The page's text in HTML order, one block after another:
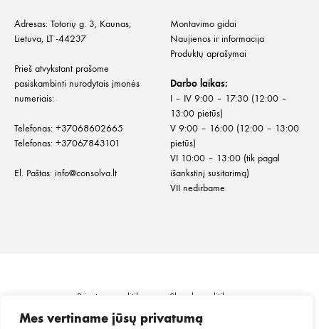
Mes vertiname jūsų privatumą
Adresas: Totorių g. 3, Kaunas,
Lietuva, LT -44237
Prieš atvykstant prašome
pasiskambinti nurodytais įmonės
numeriais:
Telefonas: +37068602665
Telefonas: +37067843101
El. Paštas: info@consolva.lt
Montavimo gidai
Naujienos ir informacija
Produktų aprašymai
Darbo laikas:
I – IV 9:00 – 17:30 (12:00 –
13:00 pietūs)
V 9:00 – 16:00 (12:00 – 13:00
pietūs)
VI 10:00 – 13:00 (tik pagal
išankstinį susitarimą)
VII nedirbame
Privatumo politika
Slapukų politika
Informacija klientui
Prekių grąžinimas ir keitimas
Pirkimo taisyklės